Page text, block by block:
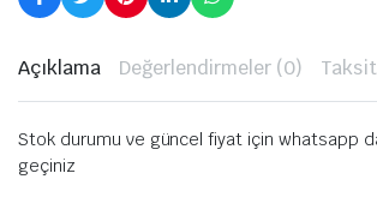
Açıklama Değerlendirmeler (0)
Stok durumu ve güncel fiyat için whatsapp
geçiniz